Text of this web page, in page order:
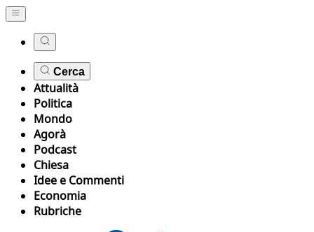
Cerca
Attualità
Politica
Mondo
Agorà
Podcast
Chiesa
Idee e Commenti
Economia
Rubriche